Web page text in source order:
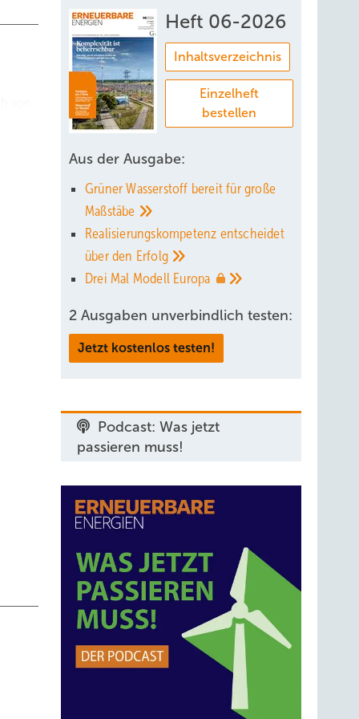
in
im
Heft 06-2026
Inhaltsverzeichnis
Einzelheft
bestellen
Aus der Ausgabe:
Grüner Wasserstoff bereit für große
Maßstäbe
Realisierungskompetenz entscheidet
über den Erfolg
Drei Mal Modell Europa
2 Ausgaben unverbindlich testen:
Jetzt kostenlos testen!
Podcast: Was jetzt
passieren muss!